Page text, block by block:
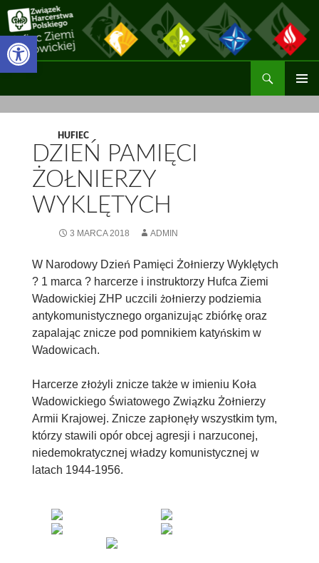
Przejdź
do
treści
Szukaj
HUFIEC
DZIEŃ PAMIĘCI
ŻOŁNIERZY
WYKLĘTYCH
3 MARCA 2018 ADMIN
W Narodowy Dzień Pamięci Żołnierzy Wyklętych
? 1 marca ? harcerze i instruktorzy Hufca Ziemi
Wadowickiej ZHP uczcili żołnierzy podziemia
antykomunistycznego organizując zbiórkę oraz
zapalając znicze pod pomnikiem katyńskim w
Wadowicach.
Harcerze złożyli znicze także w imieniu Koła
Wadowickiego Światowego Związku Żołnierzy
Armii Krajowej. Znicze zapłonęły wszystkim tym,
którzy stawili opór obcej agresji i narzuconej,
niedemokratycznej władzy komunistycznej w
latach 1944-1956.
Otwórz pasek narzędzi